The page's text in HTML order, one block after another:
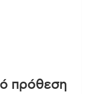
πρόθεση